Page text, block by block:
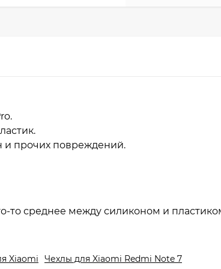
и прочих повреждений.
то среднее между силиконом и
Xiaomi Чехлы для Xiaomi Redmi Note 7